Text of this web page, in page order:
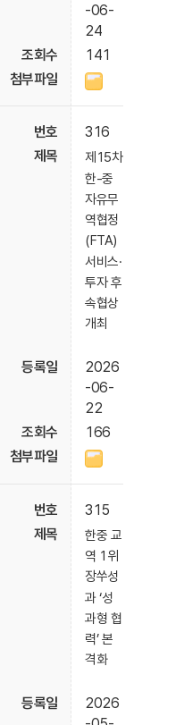
-06-
24
141
316
제15차
한-중
자유무
역협정
(FTA)
서비스·
투자 후
속협상
개최
2026
-06-
22
166
315
한중 교
역 1위
장쑤성
과 ‘성
과형 협
력’ 본
격화
2026